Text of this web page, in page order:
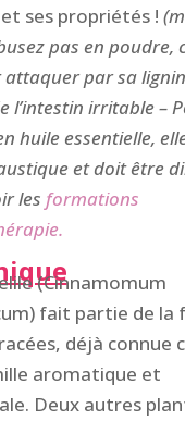
ses propriétés !
pas en poudre,
par sa
l’intestin irritable –
huile essentielle,
et doit être
les formations
(Cinnamomum
fait partie de la
déjà connue
aromatique et
Deux autres